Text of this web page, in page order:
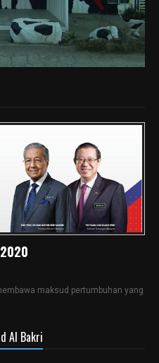
maksud pertumbuhan yang
Al Bakri